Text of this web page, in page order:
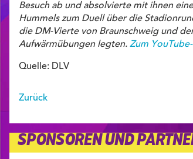
Besuch ab und absolvierte mit ihnen
Hummels zum Duell über die
die DM-Vierte von Braunschweig und
Aufwärmübungen legten. Zum
Quelle: DLV
Zurück
SPONSOREN UND